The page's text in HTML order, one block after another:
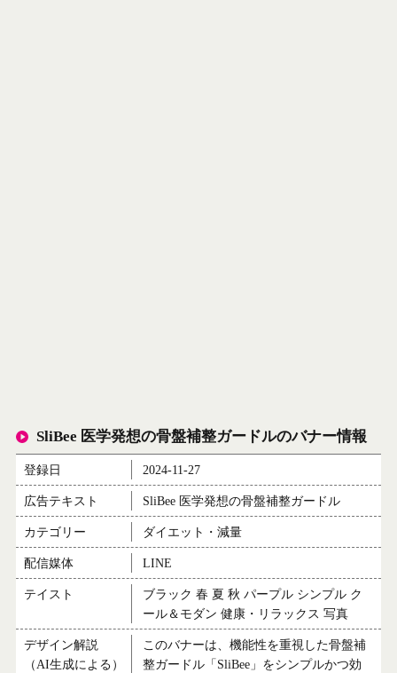
SliBee 医学発想の骨盤補整ガードルのバナー情報
登録日 2024-11-27
広告テキスト SliBee 医学発想の骨盤補整ガードル
カテゴリー ダイエット・減量
配信媒体 LINE
テイスト
ブラック 春 夏 秋 パープル シンプル ク
ール＆モダン 健康・リラックス 写真
デザイン解説
（AI生成による）
このバナーは、機能性を重視した骨盤補
整ガードル「SliBee」をシンプルかつ効